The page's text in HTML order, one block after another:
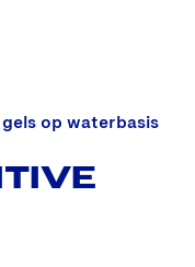
en massagegels
op waterbasis